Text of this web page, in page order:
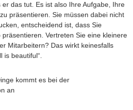
seine Kunden entscheiden, wie viel
die Kunden bezahlen nur für die
nicht für das Produkt selbst.
Flatrate-Konzepten werden
das tut. Es ist also Ihre Aufgabe, Ihre
präsentieren. Sie müssen dabei nicht
entscheidend ist, dass Sie
Vertreten Sie eine kleinere
Mitarbeitern? Das wirkt keinesfalls
is beautiful“.
kommt es bei der
an